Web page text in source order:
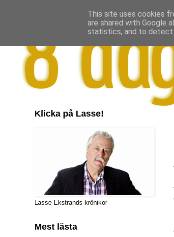
Klicka på Lasse!
Lasse Ekstrands krönikor
Mest lästa
This site uses cookies
are shared with Google
statistics, and to detect